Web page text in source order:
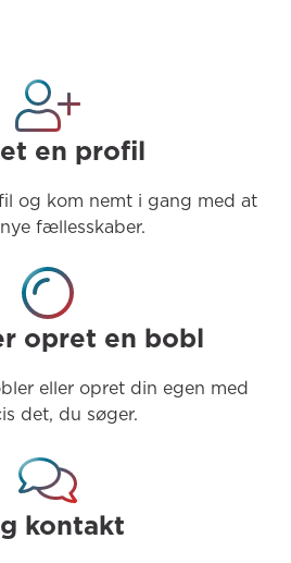
en profil
og kom nemt i gang med at
fællesskaber.
opret en bobl
eller opret din egen med
det, du søger.
kontakt